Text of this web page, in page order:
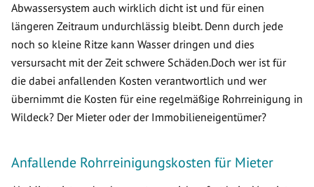
Abwassersystem auch wirklich dicht ist und für einen
längeren Zeitraum undurchlässig bleibt. Denn durch jede
noch so kleine Ritze kann Wasser dringen und dies
versursacht mit der Zeit schwere Schäden.Doch wer ist für
die dabei anfallenden Kosten verantwortlich und wer
übernimmt die Kosten für eine regelmäßige Rohrreinigung in
Wildeck? Der Mieter oder der Immobilieneigentümer?
Anfallende Rohrreinigungskosten für Mieter